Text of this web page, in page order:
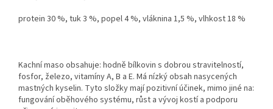
protein 30 %, tuk 3 %, popel 4 %, vláknina 1,5 %, vlhkost 18 %
Kachní maso obsahuje: hodně bílkovin s dobrou stravitelností,
fosfor, železo, vitamíny A, B a E. Má nízký obsah nasycených
mastných kyselin. Tyto složky mají pozitivní účinek, mimo jiné na:
fungování oběhového systému, růst a vývoj kostí a podporu